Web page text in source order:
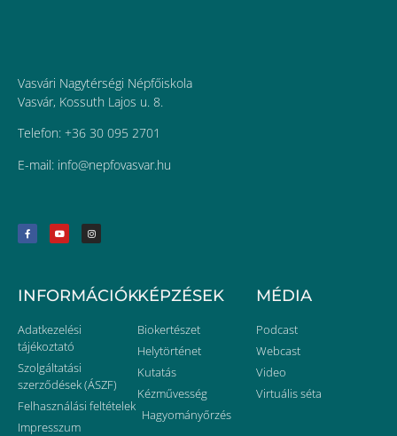
Vasvári Nagytérségi Népfőiskola
Vasvár, Kossuth Lajos u. 8.
Telefon: +36 30 095 2701
E-mail: uh.ravsavofpen@ofni
INFORMÁCIÓK
Adatkezelési
tájékoztató
Szolgáltatási
szerződések (ÁSZF)
Felhasználási feltételek
Impresszum
KÉPZÉSEK
Biokertészet
Helytörténet
Kutatás
Kézművesség
Hagyományőrzés
MÉDIA
Podcast
Webcast
Video
Virtuális séta